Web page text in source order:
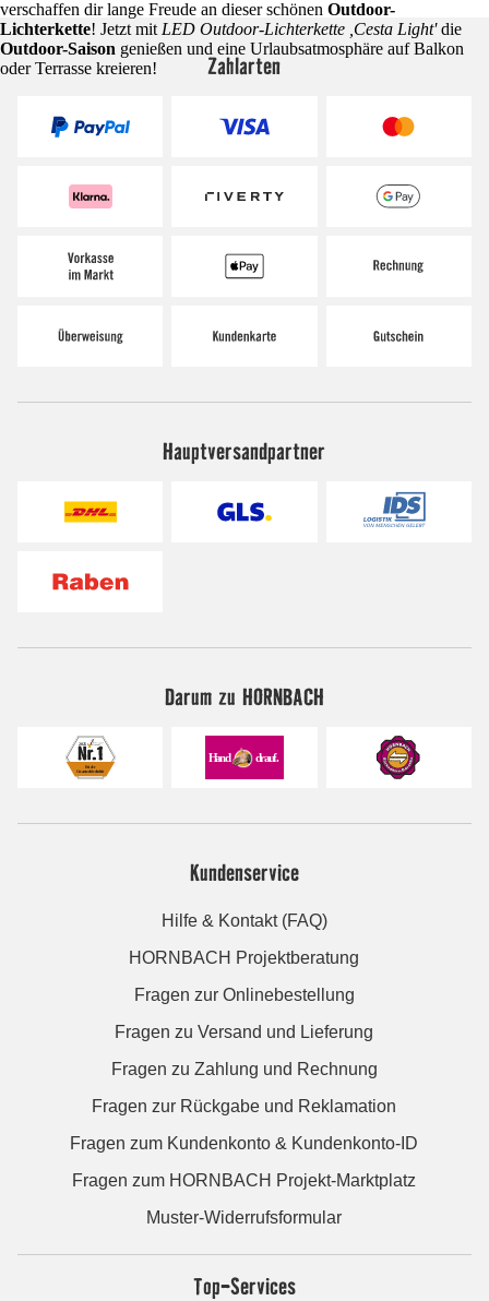
verschaffen dir lange Freude an dieser schönen Outdoor-
Lichterkette! Jetzt mit LED Outdoor-Lichterkette ,Cesta Light'die
Outdoor-Saison genießen und eine Urlaubsatmosphäre auf Balkon
oder Terrasse kreieren!
Zahlarten
Hauptversandpartner
Darum zu HORNBACH
Kundenservice
Hilfe & Kontakt (FAQ)
HORNBACH Projektberatung
Fragen zur Onlinebestellung
Fragen zu Versand und Lieferung
Fragen zu Zahlung und Rechnung
Fragen zur Rückgabe und Reklamation
Fragen zum Kundenkonto & Kundenkonto-ID
Fragen zum HORNBACH Projekt-Marktplatz
Muster-Widerrufsformular
Top-Services